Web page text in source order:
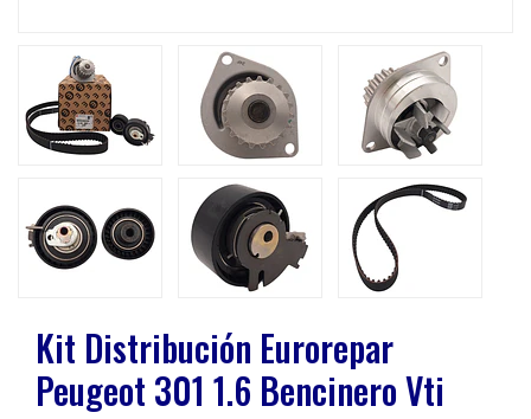
Kit Distribución Eurorepar
Peugeot 301 1.6 Bencinero Vti